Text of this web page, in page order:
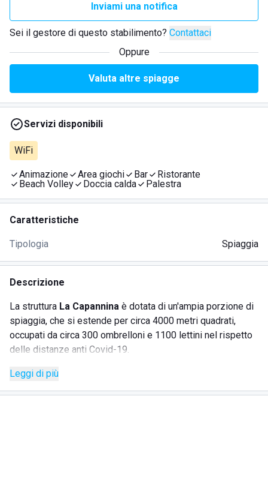
Inviami una notifica
Sei il gestore di questo stabilimento? Contattaci
Oppure
Valuta altre spiagge
Servizi disponibili
WiFi
Animazione Area giochi Bar
Ristorante
Beach Volley
Doccia calda Palestra
Caratteristiche
Tipologia Spiaggia
Descrizione
La struttura La Capannina è dotata di un'ampia porzione di
spiaggia, che si estende per circa 4000 metri quadrati,
occupati da circa 300 ombrelloni e 1100 lettini nel rispetto
delle distanze anti Covid-19.
territorio, caratterizzato da acqua pulita e fondale ben
visibile con le giuste giornate. Il servizio disorveglianzaè
Leggi di più